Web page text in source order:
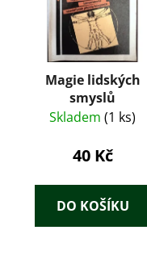
Magie lidských
smyslů
Skladem (1 ks)
40 Kč
DO KOŠÍKU